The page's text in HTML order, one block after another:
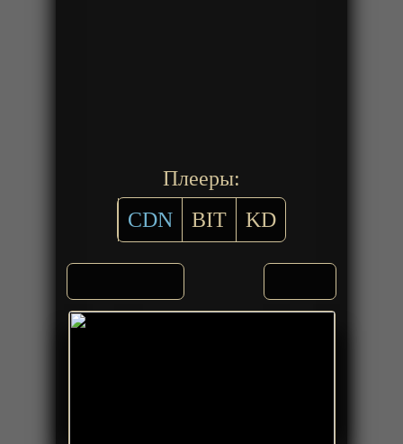
Плееры:
CDN
BIT KD